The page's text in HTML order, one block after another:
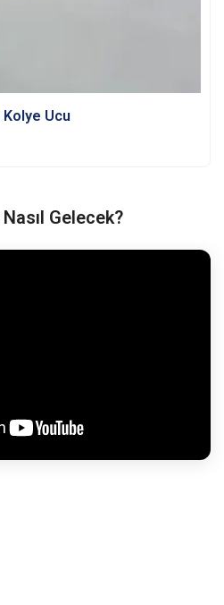
Kolye Ucu
Gelecek?